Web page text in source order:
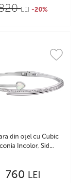
LEI -20%
din oțel cu Cubic
Incolor, Sid...
760 LEI